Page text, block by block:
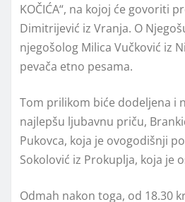
KOČIĆA“, na kojoj će govoriti
Dimitrijević iz Vranja. O
njegošolog Milica Vučković iz
pevača etno pesama.
Tom prilikom biće dodeljena i
najlepšu ljubavnu priču,
Pukovca, koja je ovogodišnji
Sokolović iz Prokuplja, koja je
Odmah nakon toga, od 18.30